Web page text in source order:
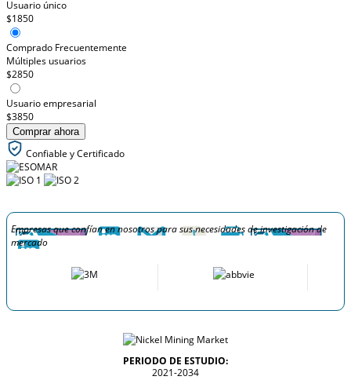
Usuario único
$1850
Comprado Frecuentemente
Múltiples usuarios
$2850
Usuario empresarial
$3850
Comprar ahora
Confiable y Certificado
Empresas que confían en nosotros para sus necesidades de investigación de
mercado
PERIODO DE ESTUDIO:
2021-2034